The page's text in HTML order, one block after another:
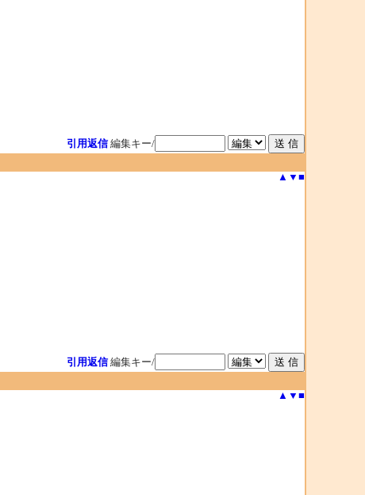
引用返信 編集キー/
▲ ▼ ■
引用返信 編集キー/
▲ ▼ ■